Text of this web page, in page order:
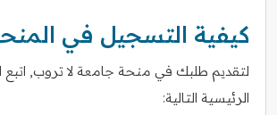
كيفية التسجيل في
لتقديم طلبك في منحة جامعة لا تروب, اتبع
الرئيسية التالية: